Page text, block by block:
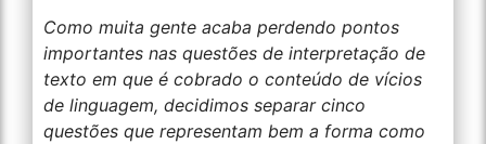
Como muita gente acaba perdendo pontos
importantes nas questões de interpretação de
texto em que é cobrado o conteúdo de vícios
de linguagem, decidimos separar cinco
questões que representam bem a forma como